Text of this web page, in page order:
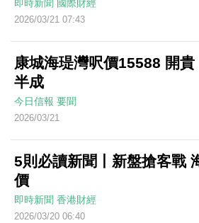
即時新聞 國際財經
2026/03/21 07:43
康城海瑅灣呎價15588 開貴
半成
今日信報 要聞
2026/03/21
5則必讀新聞丨新盤搶客戰
價
即時新聞 香港財經
2026/03/20 06:40